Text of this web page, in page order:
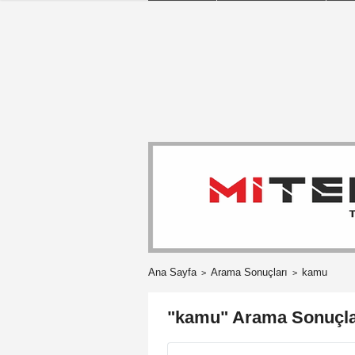
Ana Sayfa Arama Sonuçları kamu
"kamu" Arama